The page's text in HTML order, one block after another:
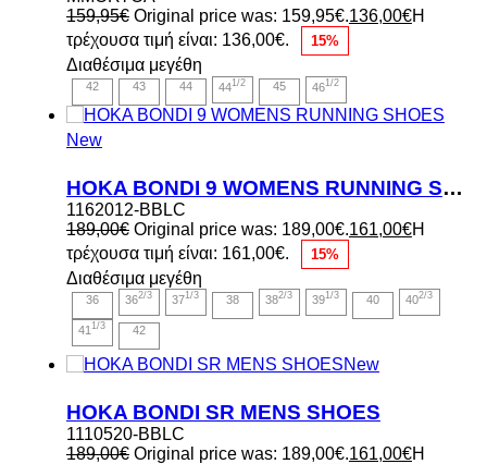
159,95€ Original price was: 159,95€.136,00€Η
τρέχουσα τιμή είναι: 136,00€.
15%
Διαθέσιμα μεγέθη
42 43 44 441/2 45 461/2
New
HOKA BONDI 9 WOMENS RUNNING SHOES
1162012-BBLC
189,00€ Original price was: 189,00€.161,00€Η
τρέχουσα τιμή είναι: 161,00€.
15%
Διαθέσιμα μεγέθη
36 362/3 371/3 38 382/3 391/3 40 402/3
411/3 42
New
HOKA BONDI SR MENS SHOES
1110520-BBLC
189,00€ Original price was: 189,00€.161,00€Η